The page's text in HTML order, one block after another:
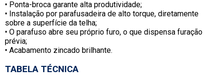
• Ponta-broca garante alta produtividade;
• Instalação por parafusadeira de alto torque, diretamente
sobre a superfície da telha;
• O parafuso abre seu próprio furo, o que dispensa furação
prévia;
• Acabamento zincado brilhante.
TABELA TÉCNICA